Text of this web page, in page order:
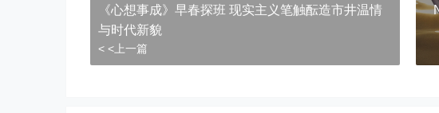
《心想事成》早春探班 现实主义笔触酝造市井温情
与时代新貌
< <上一篇